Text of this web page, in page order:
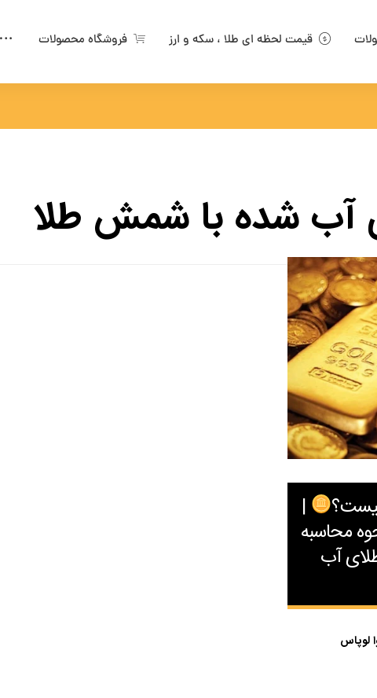
قیمت لحظه ای طلا ، سکه و ارز فروشگاه محصولات
آب شده با شمش طلا
|
محاسبه
آب
لوپاس